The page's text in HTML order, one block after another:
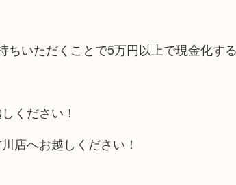
いただくことで5万円以上で現金化す
ください！
店へお越しください！